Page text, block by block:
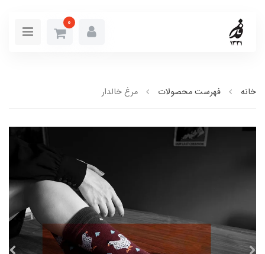
0
خانه فهرست محصولات مرغ خالدار